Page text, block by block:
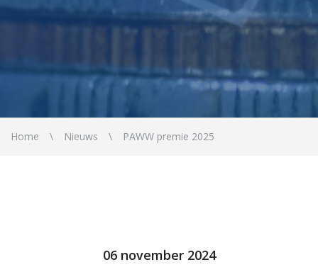
Home Nieuws PAWW premie 2025
06 november 2024